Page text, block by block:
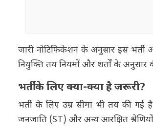
जारी नोटिफिकेशन के अनुसार इस
नियुक्ति तय नियमों और शर्तों के
भर्ती के लिए क्या-क्या है जरूरी?
भर्ती के लिए उम्र सीमा भी तय की
जनजाति (ST) और अन्य आरक्षित